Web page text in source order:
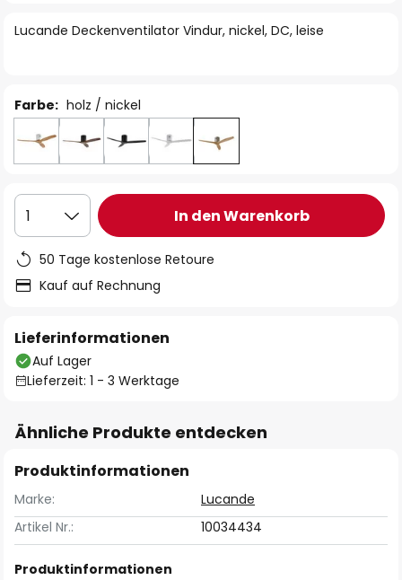
Lucande Deckenventilator Vindur, nickel, DC, leise
Farbe: holz / nickel
1 In den Warenkorb
50 Tage kostenlose Retoure
Kauf auf Rechnung
Lieferinformationen
Auf Lager
Lieferzeit: 1 - 3 Werktage
Ähnliche Produkte entdecken
Produktinformationen
Marke:
Lucande
Artikel Nr.:
10034434
Produktinformationen